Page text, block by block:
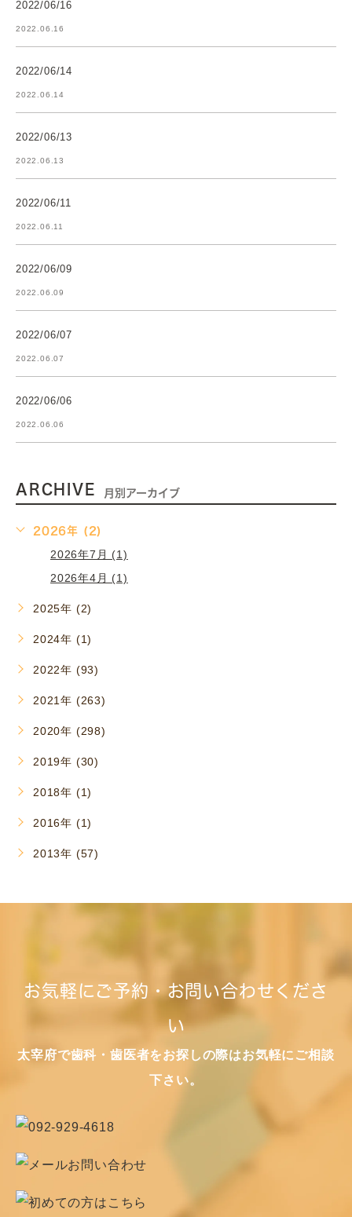
2022/06/16
2022.06.16
2022/06/14
2022.06.14
2022/06/13
2022.06.13
2022/06/11
2022.06.11
2022/06/09
2022.06.09
2022/06/07
2022.06.07
2022/06/06
2022.06.06
ARCHIVE 月別アーカイブ
2026年 (2)
2026年7月 (1)
2026年4月 (1)
2025年 (2)
2024年 (1)
2022年 (93)
2021年 (263)
2020年 (298)
2019年 (30)
2018年 (1)
2016年 (1)
2013年 (57)
お気軽にご予約・お問い合わせくださ
い
太宰府で歯科・歯医者をお探しの際はお気軽にご相談
下さい。